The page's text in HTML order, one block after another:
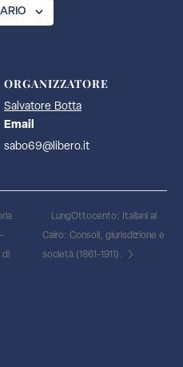
ORGANIZZATORE
Salvatore Botta
Email
sabo69@libero.it
LungOttocento: Italiani al
Cairo: Consoli, giurisdizione e
società (1861-1911).